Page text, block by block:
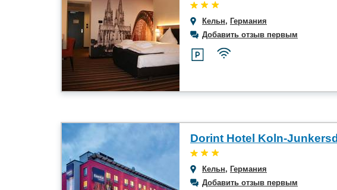
Кельн, Германия
Добавить отзыв первым
Кельн, Германия
Добавить отзыв первым